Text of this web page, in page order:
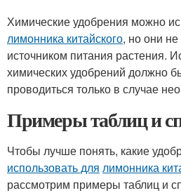
Химические удобрения можно
лимонника китайского, но они
источником питания растения.
химических удобрений должно
проводиться только в случае
Примеры таблиц и
Чтобы лучше понять, какие
использовать для лимонника
рассмотрим примеры таблиц и